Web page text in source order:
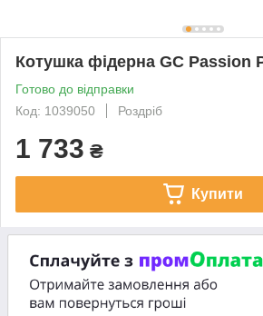
Котушка фідерна GC Passion
Готово до відправки
Код: 1039050
Роздріб
1 733 ₴
Купити